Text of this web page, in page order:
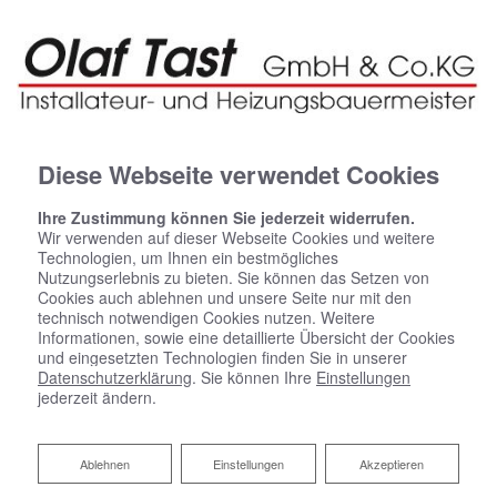
Regenerative Energie für die
Diese Webseite verwendet Cookies
Ihre Zustimmung können Sie jederzeit widerrufen.
Wir verwenden auf dieser Webseite Cookies und weitere
Technologien, um Ihnen ein bestmögliches
Nutzungserlebnis zu bieten. Sie können das Setzen von
Cookies auch ablehnen und unsere Seite nur mit den
technisch notwendigen Cookies nutzen. Weitere
Informationen, sowie eine detaillierte Übersicht der Cookies
und eingesetzten Technologien finden Sie in unserer
Datenschutzerklärung. Sie können Ihre Einstellungen
jederzeit ändern.
Akzeptieren
Einstellungen
Ablehnen
Ablehnen